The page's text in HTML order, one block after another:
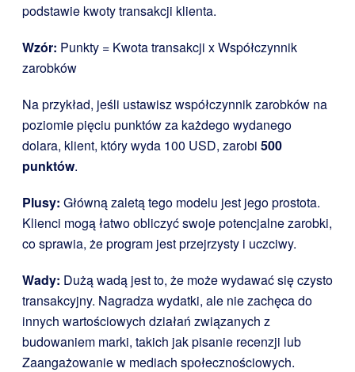
podstawie kwoty transakcji klienta.
Wzór: Punkty = Kwota transakcji x Współczynnik
zarobków
Na przykład, jeśli ustawisz współczynnik zarobków na
poziomie pięciu punktów za każdego wydanego
dolara, klient, który wyda 100 USD, zarobi 500
punktów.
Plusy: Główną zaletą tego modelu jest jego prostota.
Klienci mogą łatwo obliczyć swoje potencjalne zarobki,
co sprawia, że program jest przejrzysty i uczciwy.
Wady: Dużą wadą jest to, że może wydawać się czysto
transakcyjny. Nagradza wydatki, ale nie zachęca do
innych wartościowych działań związanych z
budowaniem marki, takich jak pisanie recenzji lub
Zaangażowanie w mediach społecznościowych.